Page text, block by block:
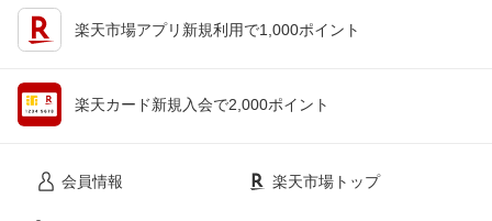
楽天市場アプリ新規利用で1,000ポイント
楽天カード新規入会で2,000ポイント
会員情報 楽天市場トップ